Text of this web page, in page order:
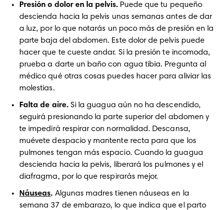
Presión o dolor en la pelvis. Puede que tu pequeño
descienda hacia la pelvis unas semanas antes de dar
a luz, por lo que notarás un poco más de presión en la
parte baja del abdomen. Este dolor de pelvis puede
hacer que te cueste andar. Si la presión te incomoda,
prueba a darte un baño con agua tibia. Pregunta al
médico qué otras cosas puedes hacer para aliviar las
molestias.
Falta de aire. Si la guagua aún no ha descendido,
seguirá presionando la parte superior del abdomen y
te impedirá respirar con normalidad. Descansa,
muévete despacio y mantente recta para que los
pulmones tengan más espacio. Cuando la guagua
descienda hacia la pelvis, liberará los pulmones y el
diafragma, por lo que respirarás mejor.
Náuseas. Algunas madres tienen náuseas en la
semana 37 de embarazo, lo que indica que el parto